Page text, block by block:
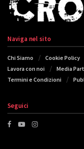
Naviga nel sito
Chi Siamo Cookie Policy
Lavora con noi
Media
Termini e Condizioni
Seguici